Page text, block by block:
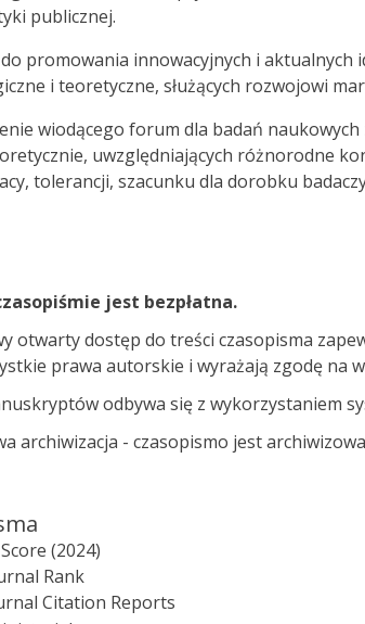
publicznej.
do promowania innowacyjnych i
i teoretyczne, służących rozwojowi
wiodącego forum dla badań
uwzględniających różnorodne
tolerancji, szacunku dla dorobku
jest bezpłatna.
otwarty dostęp do treści czasopisma
prawa autorskie i wyrażają zgodę na
odbywa się z wykorzystaniem
archiwizacja - czasopismo jest
(2024)
Rank
Citation Reports